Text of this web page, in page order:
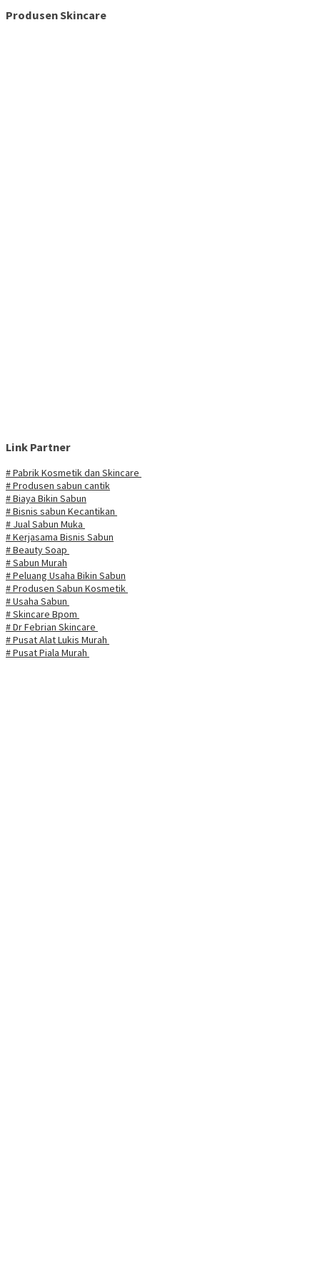
Produsen Skincare
Link Partner
# Pabrik Kosmetik dan Skincare
# Produsen sabun cantik
# Biaya Bikin Sabun
# Bisnis sabun Kecantikan
# Jual Sabun Muka
# Kerjasama Bisnis Sabun
# Beauty Soap
# Sabun Murah
# Peluang Usaha Bikin Sabun
# Produsen Sabun Kosmetik
# Usaha Sabun
# Skincare Bpom
# Dr Febrian Skincare
# Pusat Alat Lukis Murah
# Pusat Piala Murah